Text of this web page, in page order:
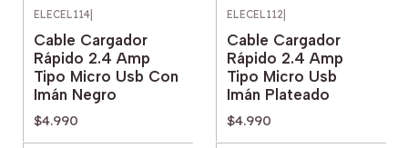
ELECEL114
Cable Cargador
Rápido 2.4 Amp
Tipo Micro Usb Con
Imán Negro
$4.990
ELECEL112
Cable Cargador
Rápido 2.4 Amp
Tipo Micro Usb
Imán Plateado
$4.990